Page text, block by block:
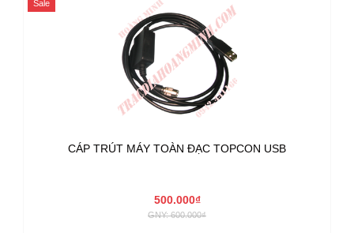
Sale
CÁP TRÚT MÁY TOÀN ĐẠC TOPCON USB
500.000₫
GNY: 600.000₫